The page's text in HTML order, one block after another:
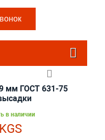
мм ГОСТ 631-75
в наличии